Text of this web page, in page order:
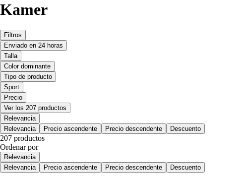
Kamer
Filtros
Enviado en 24 horas
Talla
Color dominante
Tipo de producto
Sport
Precio
Ver los 207 productos
Relevancia
Relevancia
Precio ascendente Precio descendente Descuento
207 productos
Ordenar por
Relevancia
Relevancia
Precio ascendente Precio descendente Descuento